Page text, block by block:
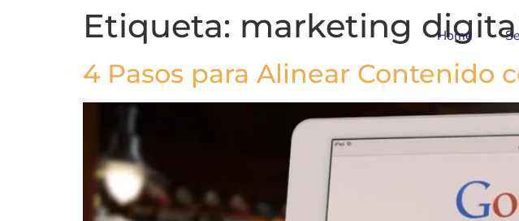
Home
Etiqueta: marketing
4 Pasos para Alinear Contenido